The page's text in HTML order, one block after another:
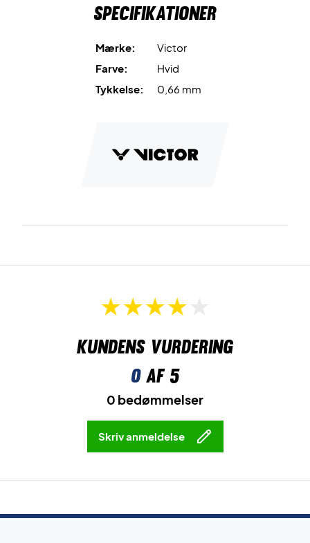
Specifikationer
Mærke:
Victor
Farve:
Hvid
Tykkelse:
0,66 mm
Kundens vurdering
0af 5
0 bedømmelser
Skriv anmeldelse